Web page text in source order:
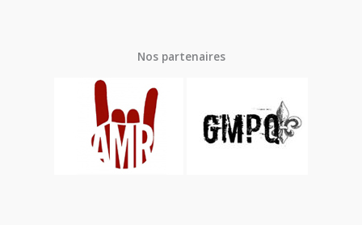
Nos partenaires